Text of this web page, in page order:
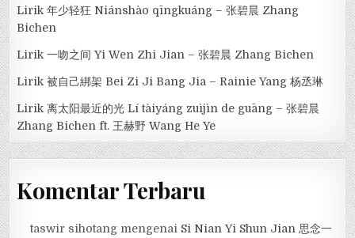
Lirik 年少轻狂 Niánshào qīngkuáng – 张碧晨 Zhang
Bichen
Lirik 一吻之间 Yi Wen Zhi Jian – 张碧晨 Zhang Bichen
Lirik 被自己綁架 Bei Zi Ji Bang Jia – Rainie Yang 杨丞琳
Lirik 离太阳最近的光 Lí tàiyáng zuìjìn de guāng – 张碧晨
Zhang Bichen ft. 王赫野 Wang He Ye
Komentar Terbaru
taswir sihotang mengenai Si Nian Yi Shun Jian 思念一